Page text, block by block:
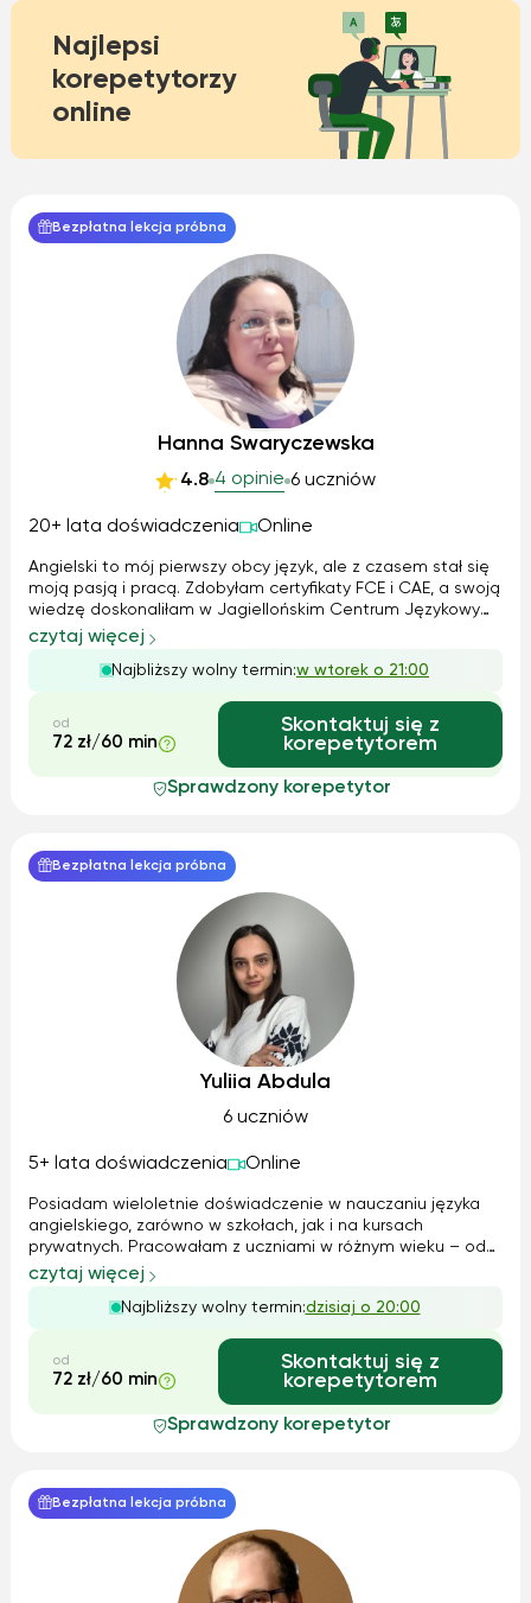
Najlepsi
korepetytorzy
online
Bezpłatna lekcja próbna
Hanna Swaryczewska
4.8 4 opinie 6 uczniów
20+ lata doświadczenia Online
Angielski to mój pierwszy obcy język, ale z czasem stał się
moją pasją i pracą. Zdobyłam certyfikaty FCE i CAE, a swoją
wiedzę doskonaliłam w Jagiellońskim Centrum Językowym.
Pracowałam zarówno z dziećmi, jak i dorosłymi – od zajęć
indywidualnych po kursy dla korporacji. W nauczaniu łączę
metodę Cal...
czytaj więcej
Najbliższy wolny termin:w wtorek o 21:00
od
72 zł/60 min
Skontaktuj się z
korepetytorem
Sprawdzony korepetytor
Bezpłatna lekcja próbna
Yuliia Abdula
6 uczniów
5+ lata doświadczenia Online
Posiadam wieloletnie doświadczenie w nauczaniu języka
angielskiego, zarówno w szkołach, jak i na kursach
prywatnych. Pracowałam z uczniami w różnym wieku – od
dzieci i młodzieży, po dorosłych, co pozwoliło mi na
rozwinięcie umiejętności dostosowywania materiałów i
metod do potrzeb każdej grupy. W s...
czytaj więcej
Najbliższy wolny termin:dzisiaj o 20:00
od
72 zł/60 min
Skontaktuj się z
korepetytorem
Sprawdzony korepetytor
Bezpłatna lekcja próbna